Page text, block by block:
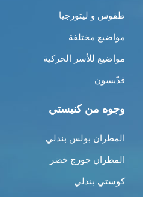
طقوس و ليتورجيا
مواضيع مختلفة
مواضيع للأسر الحركية
قدّيسون
وجوه من كنيستي
المطران بولس بندلي
المطران جورج خضر
كوستي بندلي